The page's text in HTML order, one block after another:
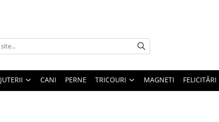
CANI PERNE TRICOURI MAGNETI FELICITĂRI